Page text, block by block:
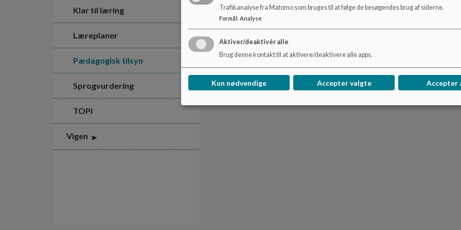
Klar til læring
Læreplaner
Pædagogisk tilsyn
Sprogvurdering
TOPI
Vigen
Trafikanalyse fra Matomo som bruges til at følge de besøgendes brug af siderne.
Formål : Analyse
Aktiver/deaktivér alle
Brug denne kontakt til at aktivere/deaktivere alle apps.
Kun nødvendige Accepter valgte Accepter